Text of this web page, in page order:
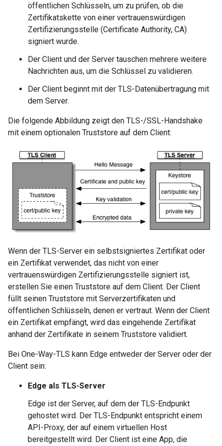
öffentlichen Schlüsseln, um zu prüfen, ob die
Zertifikatskette von einer vertrauenswürdigen
Zertifizierungsstelle (Certificate Authority, CA)
signiert wurde.
Der Client und der Server tauschen mehrere weitere
Nachrichten aus, um die Schlüssel zu validieren.
Der Client beginnt mit der TLS-Datenübertragung mit
dem Server.
Die folgende Abbildung zeigt den TLS-/SSL-Handshake
mit einem optionalen Truststore auf dem Client:
Wenn der TLS-Server ein selbstsigniertes Zertifikat oder
ein Zertifikat verwendet, das nicht von einer
vertrauenswürdigen Zertifizierungsstelle signiert ist,
erstellen Sie einen Truststore auf dem Client. Der Client
füllt seinen Truststore mit Serverzertifikaten und
öffentlichen Schlüsseln, denen er vertraut. Wenn der Client
ein Zertifikat empfängt, wird das eingehende Zertifikat
anhand der Zertifikate in seinem Truststore validiert.
Bei One-Way-TLS kann Edge entweder der Server oder der
Client sein:
Edge als TLS-Server
Edge ist der Server, auf dem der TLS-Endpunkt
gehostet wird. Der TLS-Endpunkt entspricht einem
API-Proxy, der auf einem virtuellen Host
bereitgestellt wird. Der Client ist eine App, die